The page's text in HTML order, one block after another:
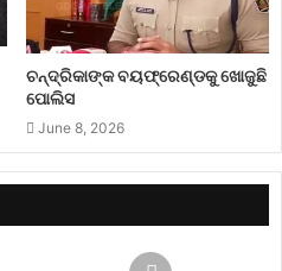
ଚନ୍ଦ୍ରିକାଙ୍କ ବୟଫ୍ରେଣ୍ଡକୁ ଖୋଜୁଛି
ପୋଲିସ
June 8, 2026